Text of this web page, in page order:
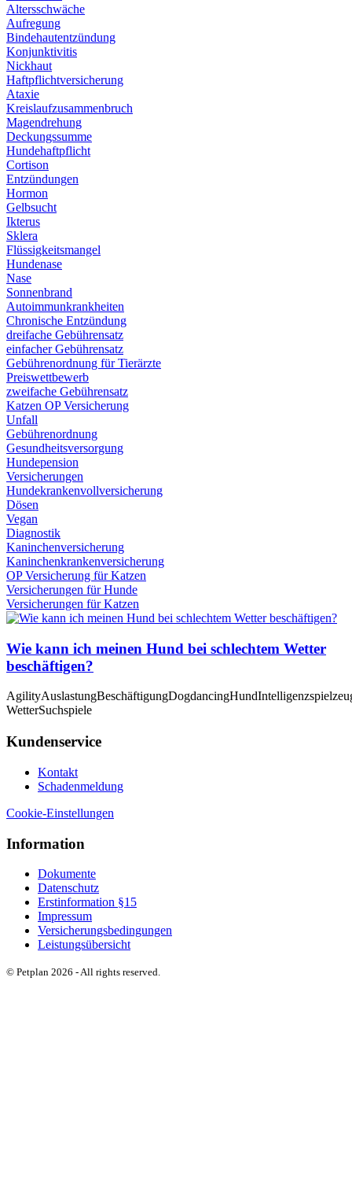
Altersschwäche
Aufregung
Bindehautentzündung
Konjunktivitis
Nickhaut
Haftpflichtversicherung
Ataxie
Kreislaufzusammenbruch
Magendrehung
Deckungssumme
Hundehaftpflicht
Cortison
Entzündungen
Hormon
Gelbsucht
Ikterus
Sklera
Flüssigkeitsmangel
Hundenase
Nase
Sonnenbrand
Autoimmunkrankheiten
Chronische Entzündung
dreifache Gebührensatz
einfacher Gebührensatz
Gebührenordnung für Tierärzte
Preiswettbewerb
zweifache Gebührensatz
Katzen OP Versicherung
Unfall
Gebührenordnung
Gesundheitsversorgung
Hundepension
Versicherungen
Hundekrankenvollversicherung
Dösen
Vegan
Diagnostik
Kaninchenversicherung
Kaninchenkrankenversicherung
OP Versicherung für Katzen
Versicherungen für Hunde
Versicherungen für Katzen
Wie kann ich meinen Hund bei schlechtem Wetter
beschäftigen?
AgilityAuslastungBeschäftigungDogdancingHund
WetterSuchspiele
Kundenservice
Kontakt
Schadenmeldung
Cookie-Einstellungen
Information
Dokumente
Datenschutz
Erstinformation §15
Impressum
Versicherungsbedingungen
Leistungsübersicht
© Petplan 2026 - All rights reserved.